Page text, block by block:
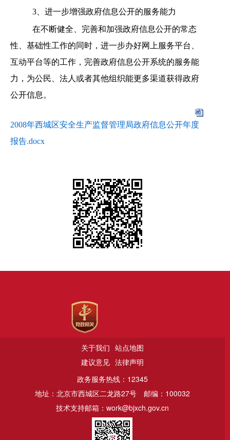
3、进一步增强政府信息公开的服务能力
在不断健全、完善和加强政府信息公开的常态
性、基础性工作的同时，进一步办好网上服务平台、
互动平台等的工作，完善政府信息公开系统的服务能
力，为公民、法人或者其他组织能更多渠道获得政府
公开信息。
2008年西城区安全生产监督管理局政府信息公开年度
报告.docx
关于我们 站点地图
建议意见 法律声明
政务服务热线：12345
地址：北京市西城区二龙路27号
邮编：100032
技术支持邮箱：work@bjxch.gov.cn